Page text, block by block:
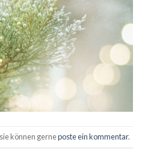
können gerneposte ein kommentar.